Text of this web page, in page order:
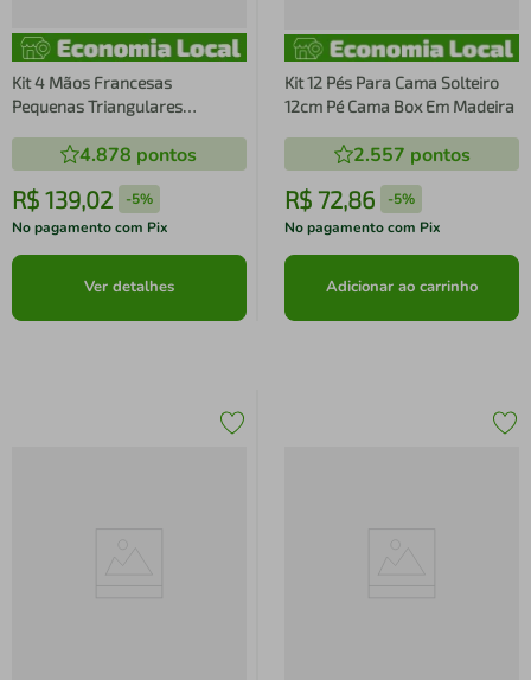
Kit 4 Mãos Francesas
Pequenas Triangulares
Industrial4.878 pontos
R$ 139,02 -5%
No pagamento com Pix
Ver detalhes
Kit 12 Pés Para Cama Solteiro
12cm Pé Cama Box Em Madeira
2.557 pontos
R$ 72,86 -5%
No pagamento com Pix
Adicionar ao carrinho